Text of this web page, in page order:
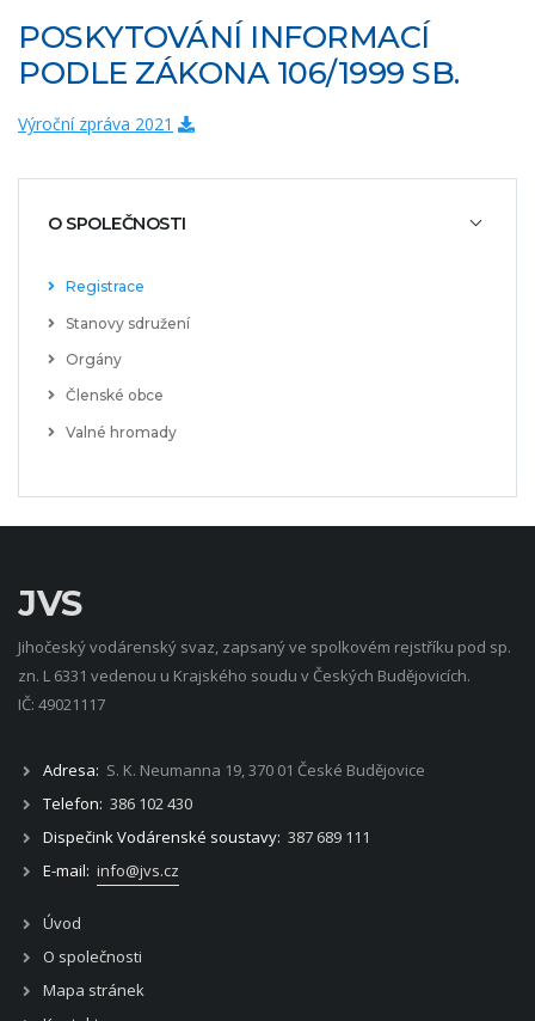
O SPOLEČNOSTI
Registrace
Stanovy sdružení
Orgány
Členské obce
Valné hromady
POSKYTOVÁNÍ INFORMACÍ
PODLE ZÁKONA 106/1999 SB.
Výroční zpráva 2021
JVS
Jihočeský vodárenský svaz, zapsaný ve spolkovém rejstříku pod sp.
zn. L 6331 vedenou u Krajského soudu v Českých Budějovicích.
IČ: 49021117
Adresa: S. K. Neumanna 19, 370 01 České Budějovice
Telefon: 386 102 430
Dispečink Vodárenské soustavy: 387 689 111
E-mail: info@jvs.cz
Úvod
O společnosti
Mapa stránek